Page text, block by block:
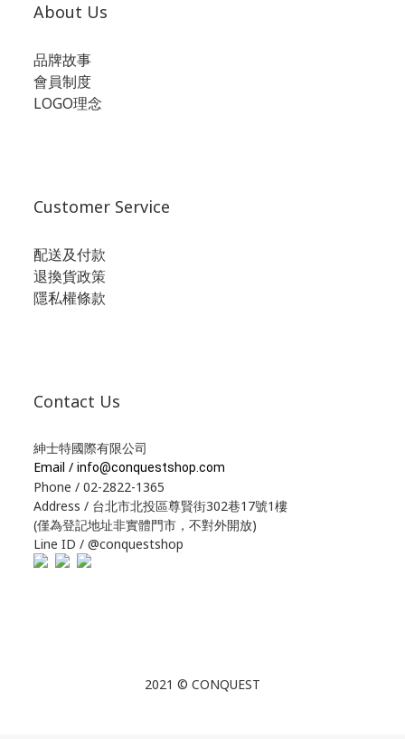
About Us
品牌故事
會員制度
LOGO理念
Customer Service
配送及付款
退換貨政策
隱私權條款
Contact Us
紳士特國際有限公司
Email / info@conquestshop.com
Phone / 02-2822-1365
Address / 台北市北投區尊賢街302巷17號1樓
(僅為登記地址非實體門市，不對外開放)
Line ID / @conquestshop
2021 © CONQUEST